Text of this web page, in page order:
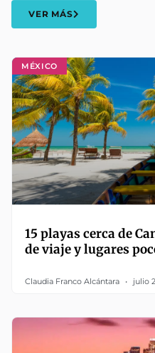
MÉXICO
15 playas cerca de
de viaje y lugares
Claudia Franco Alcántara julio
VER MÁS